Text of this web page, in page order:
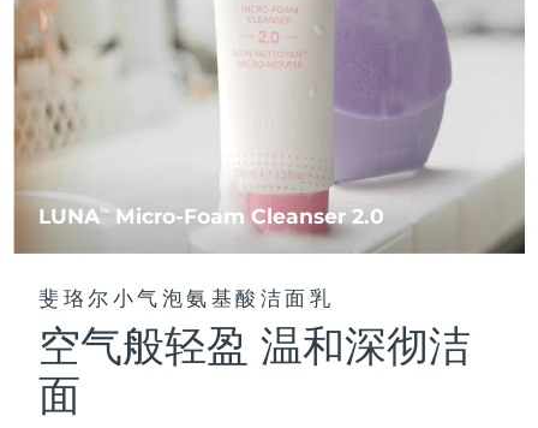
LUNATM Micro-Foam Cleanser 2.0
斐珞尔小气泡氨基酸洁面乳
空气般轻盈 温和深彻洁
面
LUNA™ 4 go
For travel or gym bag
LUNA™ 护肤
Premium cleansers & balm
LUNA™ 设备
All facial cleansing devices
BEAR™ 设备
All premium facelift devices
UFO™ 3 go
Portable red light therapy
Rejuvenation & hydration
UFO™ 设备
All deep facial hydration devices
issa™ 4 baby
For ages 0-3
issa™ Teeth Whitening Set
Dual LED + sonic device & 18% PAP gel
ISSA™ 设备
All silicone sonic toothbrushes
FAQ™ 102
Advanced clinical anti-aging
FAQ™ 103
Luxurious clinical anti-aging set
FAQ™ P1 Primer
FAQ™ 202
LED mask
FAQ™ 211
Anti-aging neck & décolleté LED mask
FAQ™ 221
生发
FAQ™ 301
LED hair strengthening scalp massager
FAQ™ Scalp Serum
Scalp recovery probiotic serum
FAQ™护肤品
All FAQ™ skincare
肌肤年轻化
FAQ™ 501
Full-Spectrum Red Light Therapy
FAQ™ 502
Full-Spectrum Red Light Therapy
FAQ™ Red Light Serum
NEW
脱毛
克罗地亚 预计送达日期8/8/26
塞浦路斯 预计送达日期8/9/26
捷克 预计送达日期
丹麦 预计送达日期8/8/26
芬兰
法国